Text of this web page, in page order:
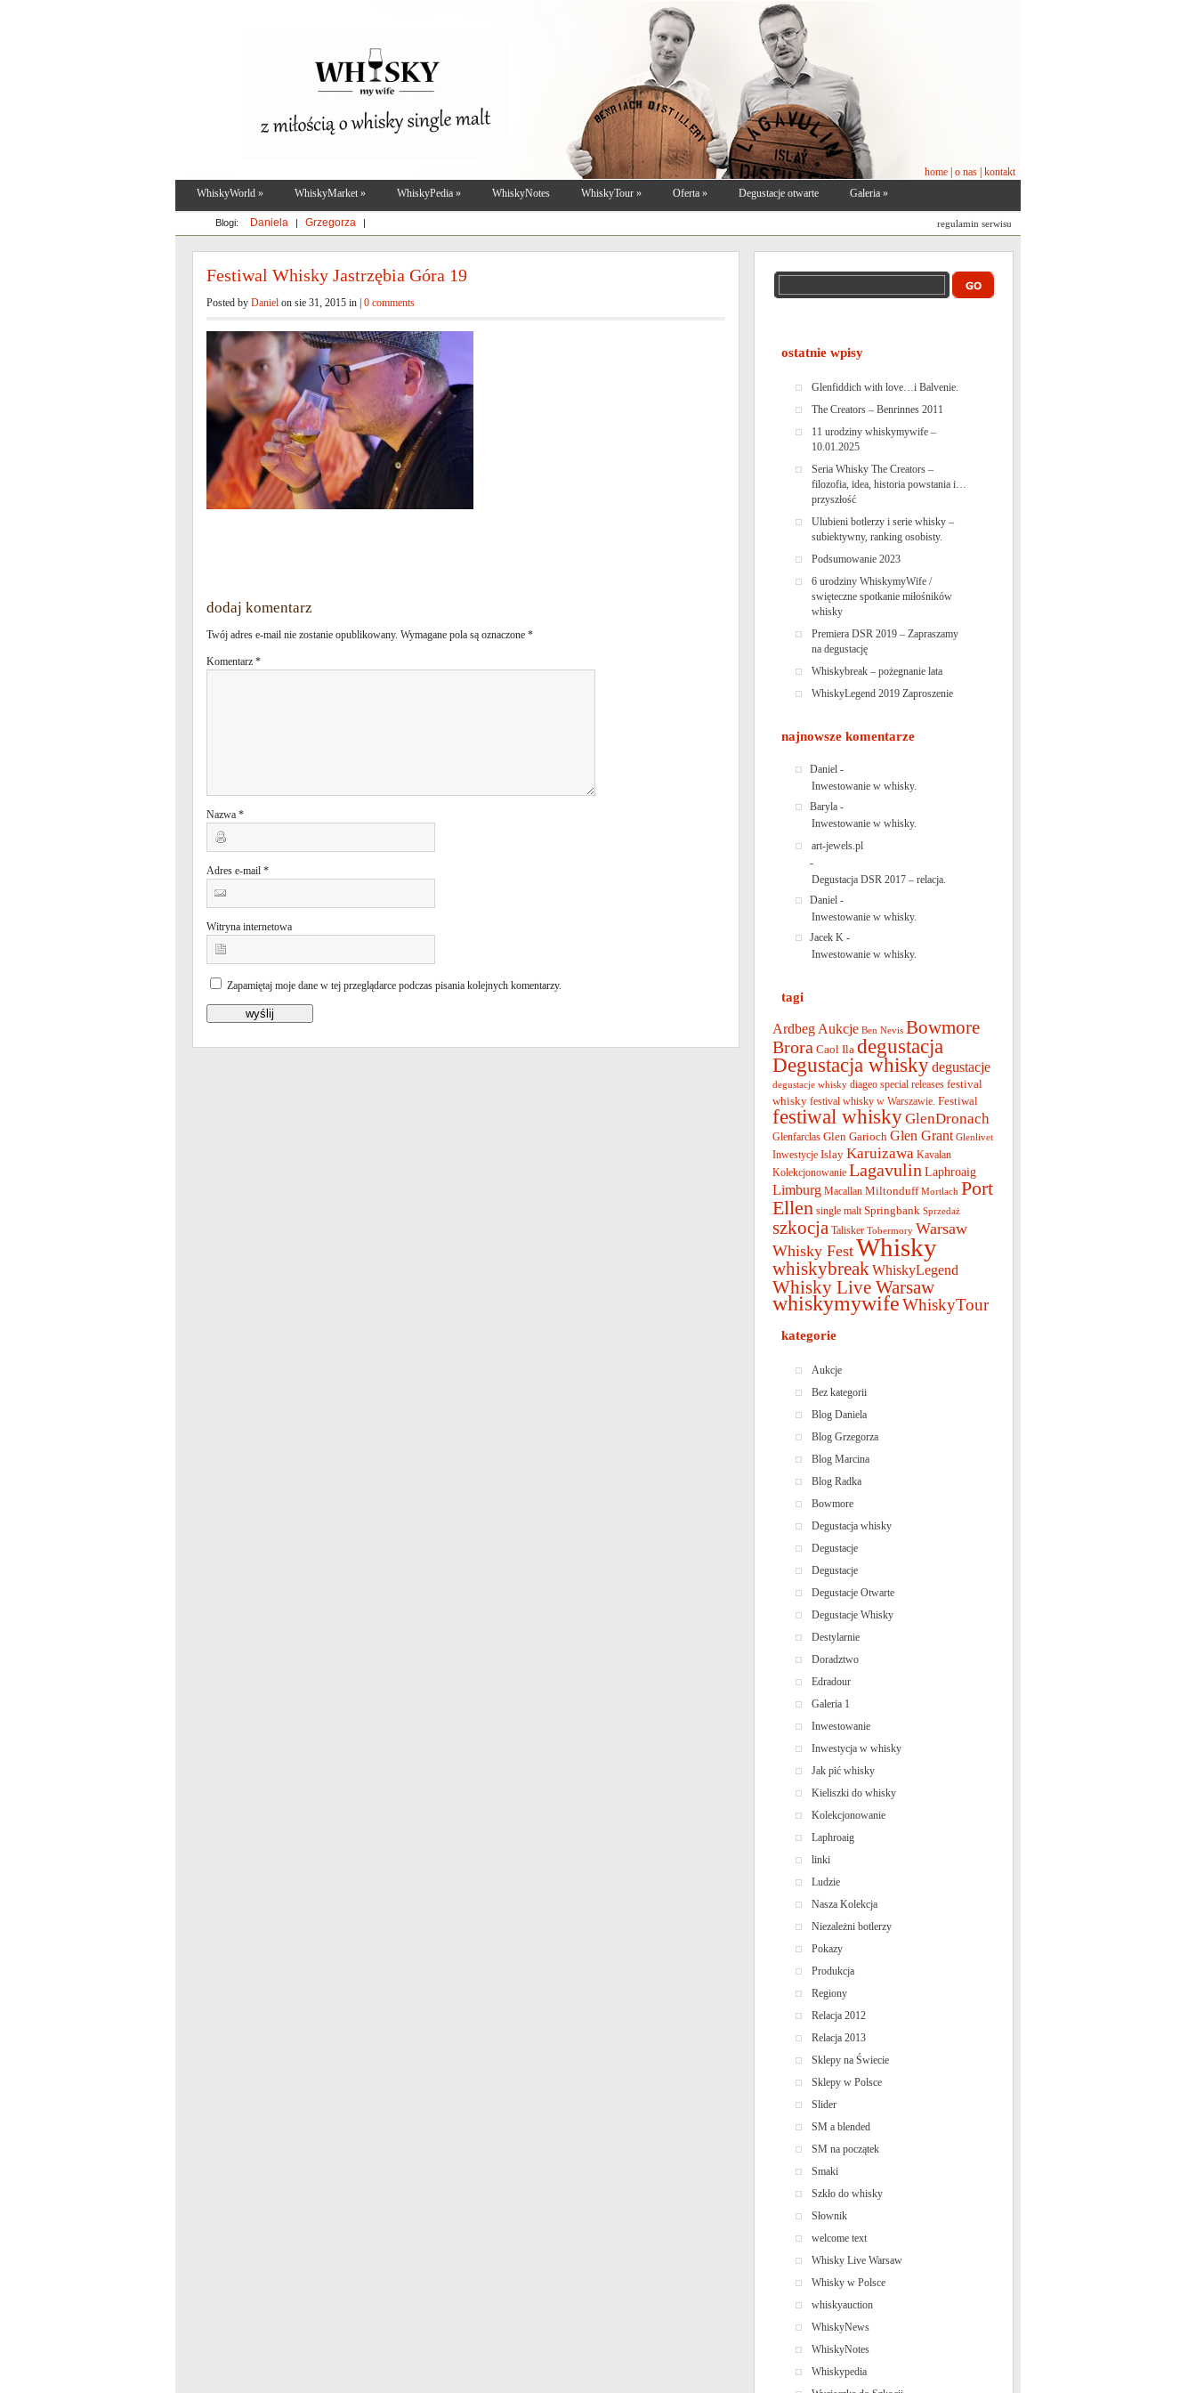
home o nas kontakt
Blogi: Daniela | Grzegorza | regulamin serwisu
WhiskyWorld » WhiskyMarket » WhiskyPedia » WhiskyNotes WhiskyTour » Oferta » Degustacje otwarte Galeria »
Festiwal Whisky Jastrzębia Góra 19
Posted by Daniel on sie 31, 2015 in | 0 comments
dodaj komentarz
Twój adres e-mail nie zostanie opublikowany. Wymagane pola są oznaczone *
Komentarz *
Nazwa *
Adres e-mail *
Witryna internetowa
Zapamiętaj moje dane w tej przeglądarce podczas pisania kolejnych komentarzy.
ostatnie wpisy
Glenfiddich with love…i Balvenie.
The Creators – Benrinnes 2011
11 urodziny whiskymywife –
10.01.2025
Seria Whisky The Creators –
filozofia, idea, historia powstania i…
przyszłość
Ulubieni botlerzy i serie whisky –
subiektywny, ranking osobisty.
Podsumowanie 2023
6 urodziny WhiskymyWife /
swięteczne spotkanie miłośników
whisky
Premiera DSR 2019 – Zapraszamy
na degustację
Whiskybreak – pożegnanie lata
WhiskyLegend 2019 Zaproszenie
najnowsze komentarze
Daniel -
Inwestowanie w whisky.
Baryla -
Inwestowanie w whisky.
art-jewels.pl
-
Degustacja DSR 2017 – relacja.
Daniel -
Inwestowanie w whisky.
Jacek K -
Inwestowanie w whisky.
tagi
Ardbeg Aukcje Ben Nevis Bowmore
Brora Caol Ila degustacja
Degustacja whiskydegustacje
degustacje whisky diageo special releases festival
whisky festival whisky w Warszawie. Festiwal
festiwal whiskyGlenDronach
Glenfarclas Glen Garioch Glen Grant Glenlivet
Inwestycje Islay Karuizawa Kavalan
Kolekcjonowanie Lagavulin Laphroaig
Limburg Macallan Miltonduff Mortlach Port
Ellen single malt Springbank Sprzedaż
szkocja Talisker Tobermory Warsaw
Whisky FestWhisky
whiskybreak WhiskyLegend
Whisky Live Warsaw
whiskymywifeWhiskyTour
kategorie
Aukcje
Bez kategorii
Blog Daniela
Blog Grzegorza
Blog Marcina
Blog Radka
Bowmore
Degustacja whisky
Degustacje
Degustacje
Degustacje Otwarte
Degustacje Whisky
Destylarnie
Doradztwo
Edradour
Galeria 1
Inwestowanie
Inwestycja w whisky
Jak pić whisky
Kieliszki do whisky
Kolekcjonowanie
Laphroaig
linki
Ludzie
Nasza Kolekcja
Niezależni botlerzy
Pokazy
Produkcja
Regiony
Relacja 2012
Relacja 2013
Sklepy na Świecie
Sklepy w Polsce
Slider
SM a blended
SM na początek
Smaki
Szkło do whisky
Słownik
welcome text
Whisky Live Warsaw
Whisky w Polsce
whiskyauction
WhiskyNews
WhiskyNotes
Whiskypedia